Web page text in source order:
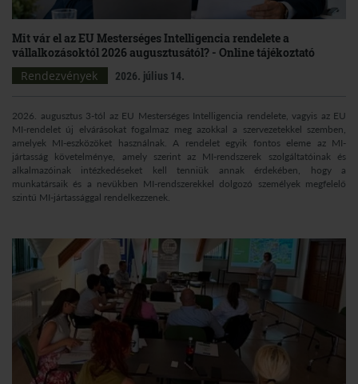
Mit vár el az EU Mesterséges Intelligencia rendelete a
vállalkozásoktól 2026 augusztusától? - Online tájékoztató
Rendezvények
2026. július 14.
2026. augusztus 3-tól az EU Mesterséges Intelligencia rendelete, vagyis az EU
MI-rendelet új elvárásokat fogalmaz meg azokkal a szervezetekkel szemben,
amelyek MI-eszközöket használnak. A rendelet egyik fontos eleme az MI-
jártasság követelménye, amely szerint az MI-rendszerek szolgáltatóinak és
alkalmazóinak intézkedéseket kell tenniük annak érdekében, hogy a
munkatársaik és a nevükben MI-rendszerekkel dolgozó személyek megfelelő
szintű MI-jártassággal rendelkezzenek.